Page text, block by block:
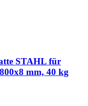
STAHL für
mm, 40 kg